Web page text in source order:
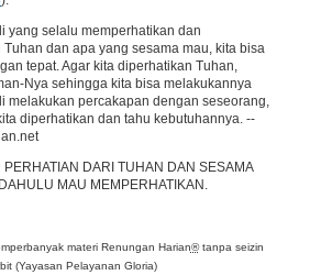
yang selalu memperhatikan dan
dan apa yang sesama mau, kita bisa
tepat. Agar kita diperhatikan Tuhan,
Nya sehingga kita bisa melakukannya
melakukan percakapan dengan seseorang,
diperhatikan dan tahu kebutuhannya. --
PERHATIAN DARI TUHAN DAN SESAMA
MAU MEMPERHATIKAN.
materi Renungan Harian®tanpa seizin
(Yayasan Pelayanan Gloria)